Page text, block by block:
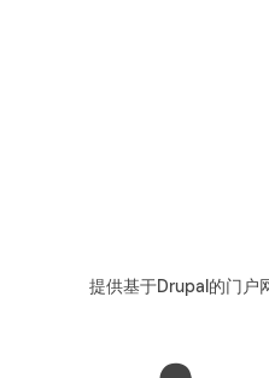
提供基于Drupal的门户